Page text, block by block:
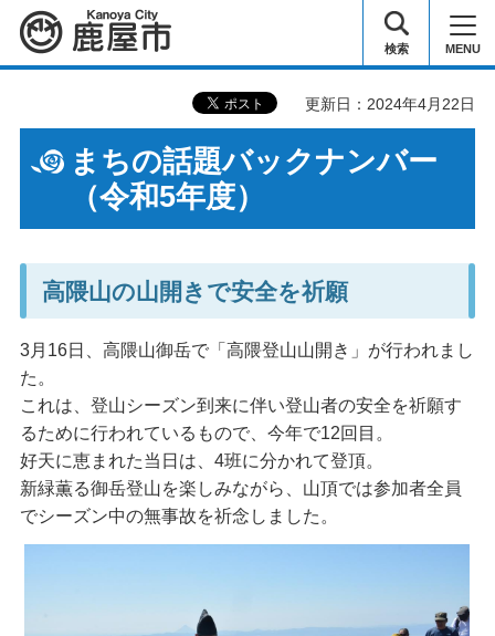
鹿屋市 検索 MENU
更新日：2024年4月22日
まちの話題バックナンバー
（令和5年度）
高隈山の山開きで安全を祈願
3月16日、高隈山御岳で「高隈登山山開き」が行われまし
た。
これは、登山シーズン到来に伴い登山者の安全を祈願す
るために行われているもので、今年で12回目。
好天に恵まれた当日は、4班に分かれて登頂。
新緑薫る御岳登山を楽しみながら、山頂では参加者全員
でシーズン中の無事故を祈念しました。